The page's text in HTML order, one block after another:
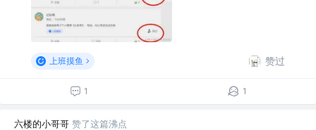
上班摸鱼 赞过
1 1
六楼的小哥哥 赞了这篇沸点